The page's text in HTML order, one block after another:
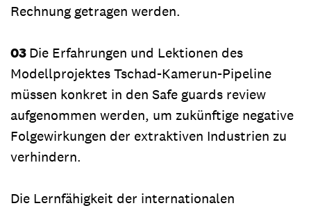
Rechnung getragen werden.
03Die Erfahrungen und Lektionen des
Modellprojektes Tschad-Kamerun-Pipeline
müssen konkret in den Safe guards review
aufgenommen werden, um zukünftige negative
Folgewirkungen der extraktiven Industrien zu
verhindern.
Die Lernfähigkeit der internationalen